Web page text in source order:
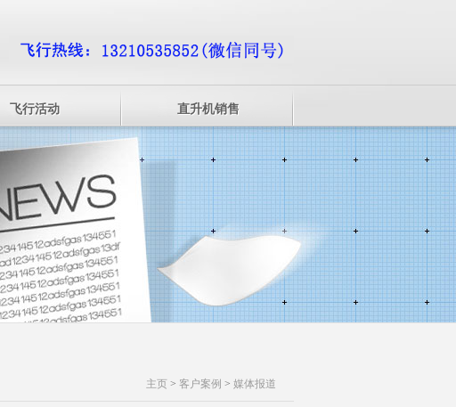
飞行活动 直升机销售
主页 > 客户案例 > 媒体报道